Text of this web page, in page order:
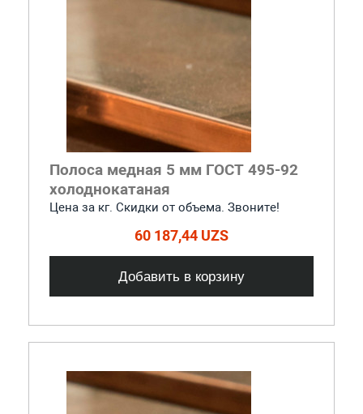
Полоса медная 5 мм ГОСТ 495-92
холоднокатаная
Цена за кг. Скидки от объема. Звоните!
60 187,44 UZS
Добавить в корзину